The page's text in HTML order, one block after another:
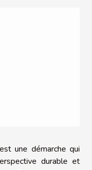
une démarche qui
durable et